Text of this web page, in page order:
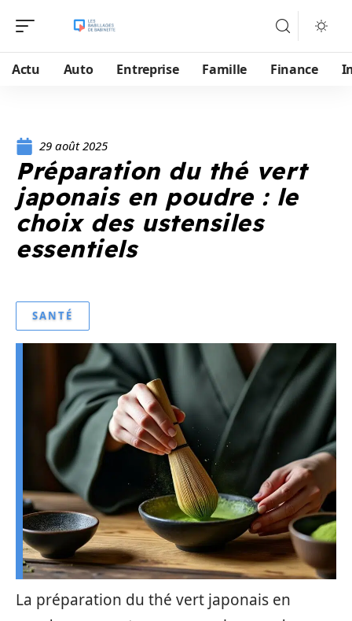
Actu Auto Entreprise Famille Finance
29 août 2025
Préparation du thé vert
japonais en poudre : le
choix des ustensiles
essentiels
SANTÉ
La préparation du thé vert japonais en